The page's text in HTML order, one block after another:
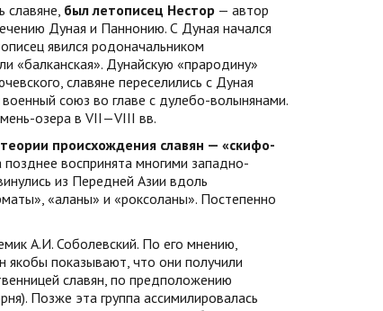
славяне, был летописец Нестор— автор
Дуная и Паннонию. С Дуная начался
явился родоначальником
«балканская». Дунайскую «прародину»
славяне переселились с Дуная
союз во главе с дулебо-волынянами.
озера в VII—VIII вв.
происхождения славян — «скифо-
воспринята многими западно-
из Передней Азии вдоль
«аланы» и «роксоланы». Постепенно
А.И. Соболевский. По его мнению,
якобы показывают, что они получили
славян, по предположению
Позже эта группа ассимилировалась